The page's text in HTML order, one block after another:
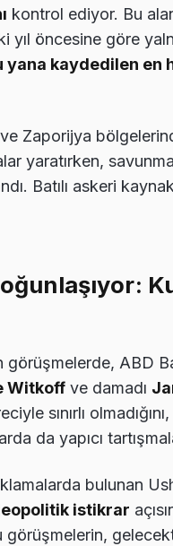
kontrol ediyor. Bu
yıl öncesine göre
yana kaydedilen en
Zaporijya
yaratırken, savunma
Batılı askeri
ABD
Witkoff ve damadı
sınırlı
da yapıcı
bulunan
istikrar
görüşmelerin,